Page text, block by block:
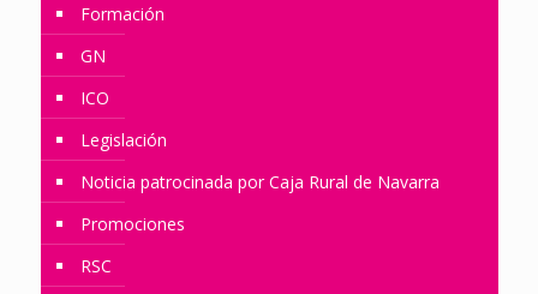
Formación
GN
ICO
Legislación
Noticia patrocinada por Caja Rural de Navarra
Promociones
RSC